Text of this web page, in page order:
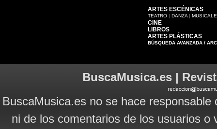
ARTES ESCÉNICAS
TEATRO | DANZA |
CINE
LIBROS
ARTES PLÁSTICAS
BÚSQUEDA AVANZADA /
BuscaMusica.es |
BuscaMusica.es no se hace
ni de los comentarios de los usuarios